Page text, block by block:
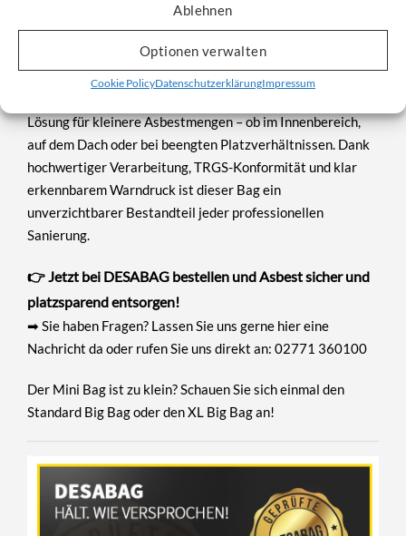
Ablehnen
Optionen verwalten
Cookie PolicyDatenschutzerklärungImpressum
Fazit: Kompakt, sicher und ideal für
enge Baustellen
Lösung für kleinere Asbestmengen – ob im Innenbereich,
auf dem Dach oder bei beengten Platzverhältnissen. Dank
hochwertiger Verarbeitung, TRGS-Konformität und klar
erkennbarem Warndruck ist dieser Bag ein
unverzichtbarer Bestandteil jeder professionellen
Sanierung.
👉 Jetzt bei DESABAG bestellen und Asbest sicher und
platzsparend entsorgen!
➡ Sie haben Fragen? Lassen Sie uns gerne hier eine
Nachricht da oder rufen Sie uns direkt an: 02771 360100
Der Mini Bag ist zu klein? Schauen Sie sich einmal den
Standard Big Bagoder denXL Big Bagan!